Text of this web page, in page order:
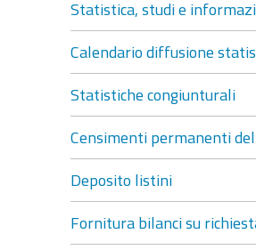
Statistica, studi e
Calendario diffusione
Statistiche congiunturali
Censimenti permanenti
Deposito listini
Fornitura bilanci su